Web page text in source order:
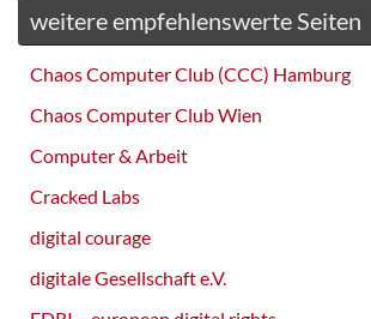
weitere empfehlenswerte Seiten
Chaos Computer Club (CCC) Hamburg
Chaos Computer Club Wien
Computer & Arbeit
Cracked Labs
digital courage
digitale Gesellschaft e.V.